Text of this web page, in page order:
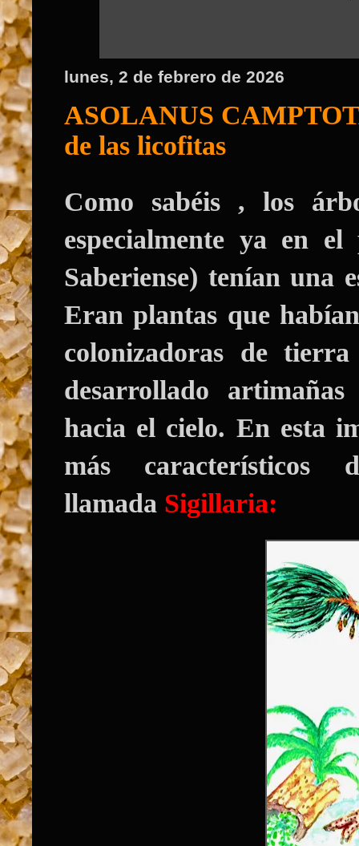
lunes, 2 de febrero de 2026
ASOLANUS
de las licofitas
Como sabéis , los
especialmente ya en
Saberiense) tenían una
Eran plantas que
colonizadoras de
desarrollado
hacia el cielo. En esta
más característicos
llamada Sigillaria: